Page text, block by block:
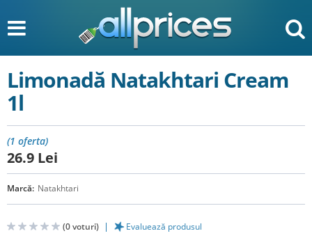
Limonadă Natakhtari Cream
1l
(1 oferta)
26.9 Lei
Marcă: Natakhtari
(0voturi) Evaluează produsul